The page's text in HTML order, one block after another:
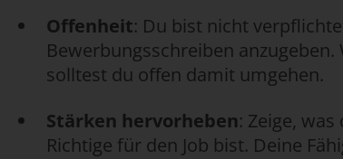
Offenheit: Du bist nicht
Bewerbungsschreiben
solltest du offen damit umgehen.
Stärken hervorheben: Zeige,
Richtige für den Job bist. Deine